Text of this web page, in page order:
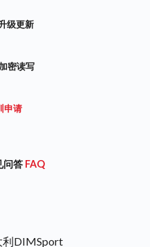
级更新
密读写
申请
问答 FAQ
利DIMSport